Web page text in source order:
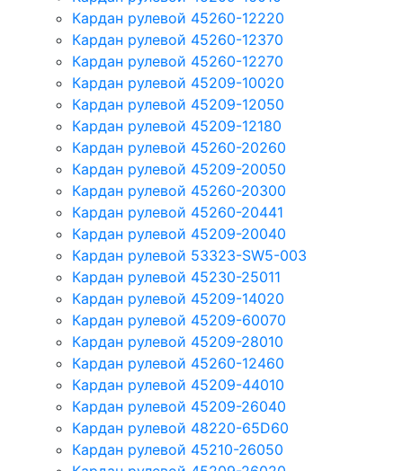
Кардан рулевой 45260-12220
Кардан рулевой 45260-12370
Кардан рулевой 45260-12270
Кардан рулевой 45209-10020
Кардан рулевой 45209-12050
Кардан рулевой 45209-12180
Кардан рулевой 45260-20260
Кардан рулевой 45209-20050
Кардан рулевой 45260-20300
Кардан рулевой 45260-20441
Кардан рулевой 45209-20040
Кардан рулевой 53323-SW5-003
Кардан рулевой 45230-25011
Кардан рулевой 45209-14020
Кардан рулевой 45209-60070
Кардан рулевой 45209-28010
Кардан рулевой 45260-12460
Кардан рулевой 45209-44010
Кардан рулевой 45209-26040
Кардан рулевой 48220-65D60
Кардан рулевой 45210-26050